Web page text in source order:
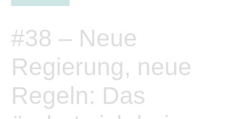
#38 – Neue
Regierung, neue
Regeln: Das